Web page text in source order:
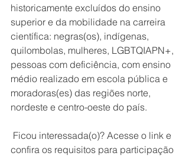
historicamente excluídos do ensino
superior e da mobilidade na carreira
científica: negras(os), indígenas,
quilombolas, mulheres, LGBTQIAPN+,
pessoas com deficiência, com ensino
médio realizado em escola pública e
moradoras(es) das regiões norte,
nordeste e centro-oeste do país.
confira os requisitos para participação